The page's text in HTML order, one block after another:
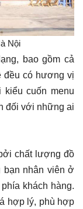
Nội
bao gồm cả
đều có hương vị
cuốn menu
đối với những ai
chất lượng đồ
bạn nhân viên ở
khách hàng.
hợp lý, phù hợp